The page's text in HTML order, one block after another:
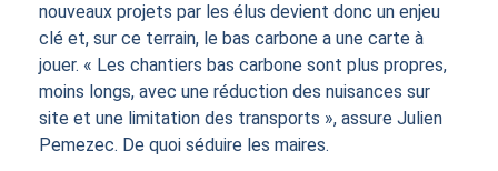
nouveaux projets par les élus devient donc un enjeu
clé et, sur ce terrain, le bas carbone a une carte à
jouer. « Les chantiers bas carbone sont plus propres,
moins longs, avec une réduction des nuisances sur
site et une limitation des transports », assure Julien
Pemezec. De quoi séduire les maires.